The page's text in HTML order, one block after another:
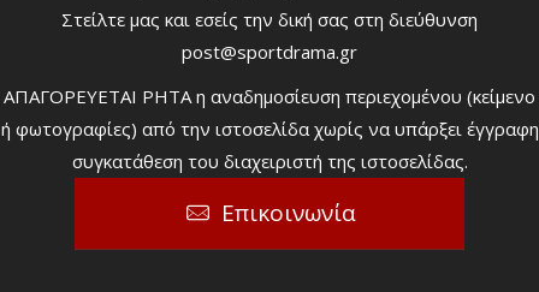
Στείλτε μας και εσείς την δική σας στη διεύθυνση
post@sportdrama.gr
ΑΠΑΓΟΡΕΥΕΤΑΙ ΡΗΤΑ η αναδημοσίευση περιεχομένου (κείμενο
ή φωτογραφίες) από την ιστοσελίδα χωρίς να υπάρξει έγγραφη
συγκατάθεση του διαχειριστή της ιστοσελίδας.
Επικοινωνία